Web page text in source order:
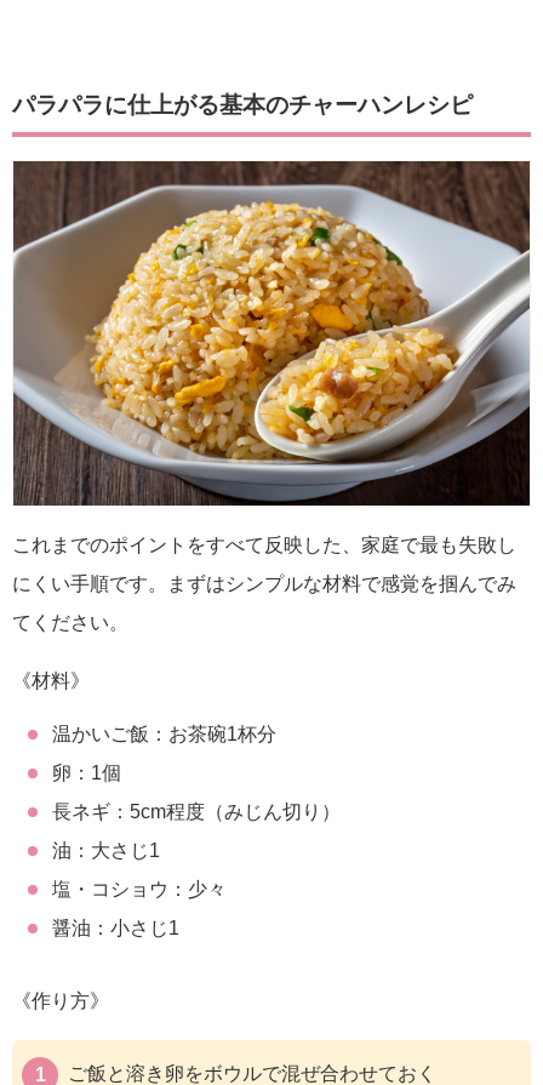
パラパラに仕上がる基本のチャーハンレシピ
これまでのポイントをすべて反映した、家庭で最も失敗し
にくい手順です。まずはシンプルな材料で感覚を掴んでみ
てください。
《材料》
温かいご飯：お茶碗1杯分
卵：1個
長ネギ：5cm程度（みじん切り）
油：大さじ1
塩・コショウ：少々
醤油：小さじ1
《作り方》
ご飯と溶き卵をボウルで混ぜ合わせておく